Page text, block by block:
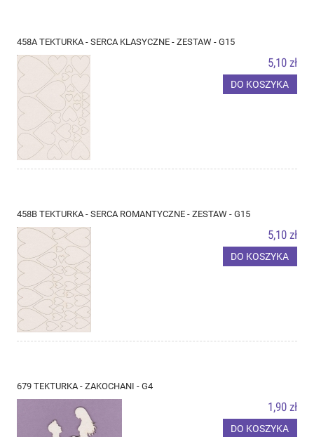
458A TEKTURKA - SERCA KLASYCZNE - ZESTAW - G15
5,10 zł
DO KOSZYKA
458B TEKTURKA - SERCA ROMANTYCZNE - ZESTAW - G15
5,10 zł
DO KOSZYKA
679 TEKTURKA - ZAKOCHANI - G4
1,90 zł
DO KOSZYKA